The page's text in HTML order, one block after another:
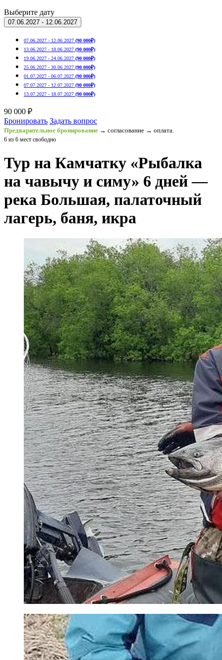
Выберите дату
07.06.2027 - 12.06.2027
07.06.2027 - 12.06.2027 (90 000₽)
13.06.2027 - 18.06.2027 (90 000₽)
19.06.2027 - 24.06.2027 (90 000₽)
25.06.2027 - 30.06.2027 (90 000₽)
01.07.2027 - 06.07.2027 (90 000₽)
07.07.2027 - 12.07.2027 (90 000₽)
13.07.2027 - 18.07.2027 (90 000₽)
90 000 ₽
Бронировать Задать вопрос
Предварительное бронирование → согласование → оплата.
6 из 6 мест свободно
Тур на Камчатку «Рыбалка
на чавычу и симу» 6 дней —
река Большая, палаточный
лагерь, баня, икра